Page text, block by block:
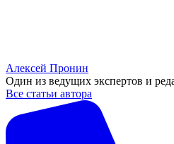
Алексей Пронин
Один из ведущих экспертов и
Все статьи автора